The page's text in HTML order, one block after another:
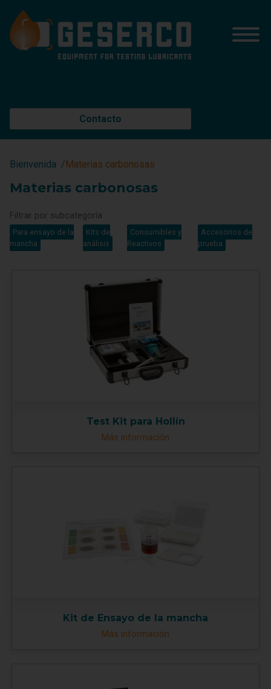
Contacto
Bienvenida Materias carbonosas
Materias carbonosas
Filtrar por subcategoría :
Para ensayo de la
mancha
Kits de
análisis
Consumibles y
Reactivos
Accesorios de
prueba
Test Kit para Hollín
Más información
Kit de Ensayo de la mancha
Más información